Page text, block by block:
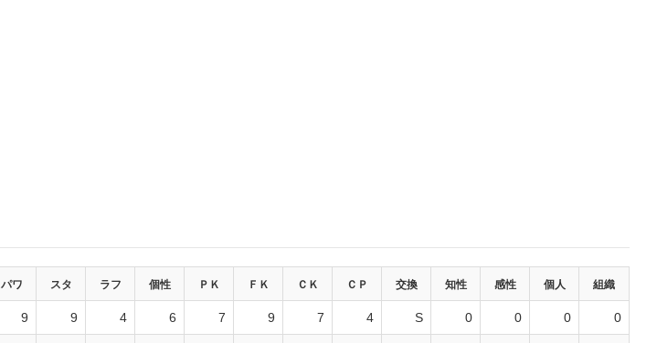
パワ スタ ラフ 個性 ＰＫ ＦＫ ＣＫ ＣＰ 交換 知性 感性 個人 組織
9 9 4 6 7 9 7 4 S 0 0 0 0